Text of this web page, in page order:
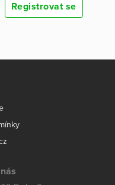
Registrovat se